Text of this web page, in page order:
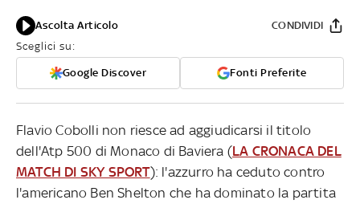
Ascolta Articolo
Sceglici su:
Google Discover Fonti Preferite
CONDIVIDI
Flavio Cobolli non riesce ad aggiudicarsi il titolo
dell'Atp 500 di Monaco di Baviera (LA CRONACA DEL
MATCH DI SKY SPORT): l'azzurro ha ceduto contro
l'americano Ben Shelton che ha dominato la partita